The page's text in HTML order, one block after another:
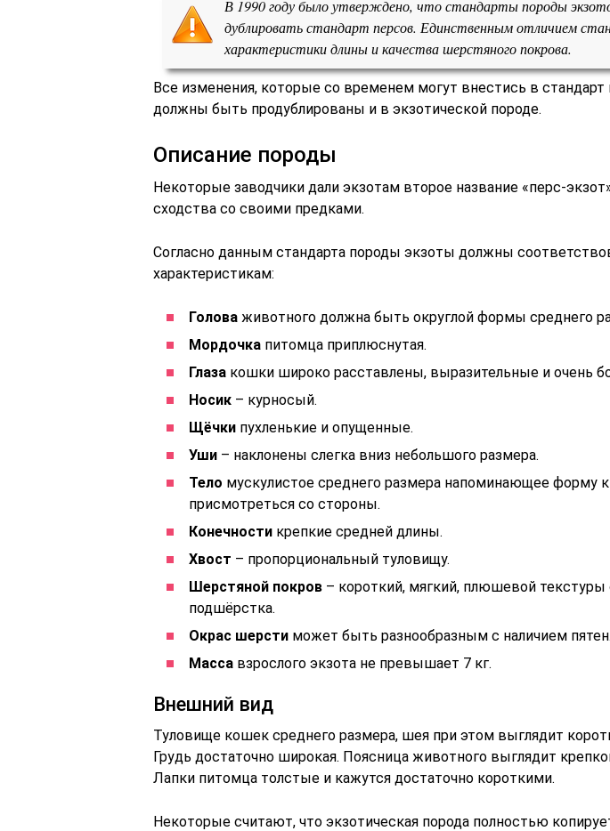
В 1990 году было утверждено, что стандарты породы
дублировать стандарт персов. Единственным отличием
характеристики длины и качества шерстяного покрова.
Все изменения, которые со временем могут внестись в стандарт
должны быть продублированы и в экзотической породе.
Описание породы
Некоторые заводчики дали экзотам второе название «перс-
сходства со своими предками.
Согласно данным стандарта породы экзоты должны
характеристикам:
Голова животного должна быть округлой формы среднего
Мордочка питомца приплюснутая.
Глаза кошки широко расставлены, выразительные и очень
Носик – курносый.
Щёчки пухленькие и опущенные.
Уши – наклонены слегка вниз небольшого размера.
Тело мускулистое среднего размера напоминающее форму
присмотреться со стороны.
Конечности крепкие средней длины.
Хвост – пропорциональный туловищу.
Шерстяной покров – короткий, мягкий, плюшевой текстуры
подшёрстка.
Окрас шерсти может быть разнообразным с наличием пятен.
Масса взрослого экзота не превышает 7 кг.
Внешний вид
Туловище кошек среднего размера, шея при этом выглядит
Грудь достаточно широкая. Поясница животного выглядит
Лапки питомца толстые и кажутся достаточно короткими.
Некоторые считают, что экзотическая порода полностью